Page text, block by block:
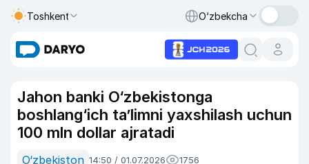
Toshkent O‘zbekcha
Jahon banki O‘zbekistonga
boshlang‘ich ta’limni yaxshilash uchun
100 mln dollar ajratadi
O‘zbekiston 14:50 / 01.07.2026 1756